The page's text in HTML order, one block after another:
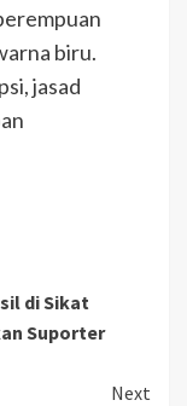
biru.
jasad
di Sikat
Suporter
Next